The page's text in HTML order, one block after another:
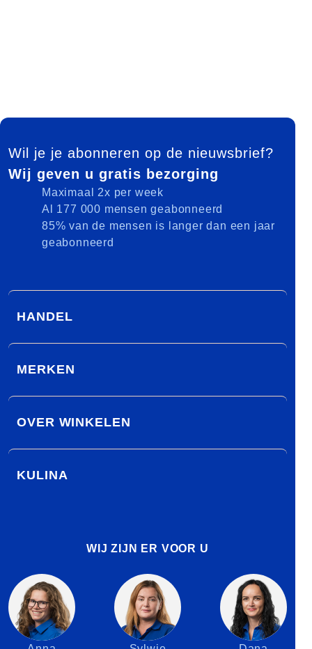
FOOTER
Wil je je abonneren op de nieuwsbrief?
Wij geven u gratis bezorging
Maximaal 2x per week
Al 177 000 mensen geabonneerd
85% van de mensen is langer dan een jaar
geabonneerd
HANDEL
MERKEN
OVER WINKELEN
KULINA
WIJ ZIJN ER VOOR U